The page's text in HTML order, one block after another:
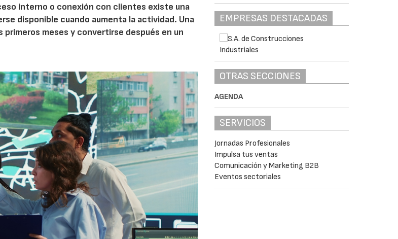
interno o conexión con clientes existe una
disponible cuando aumenta la actividad. Una
meses y convertirse después en un
EMPRESAS DESTACADAS
OTRAS SECCIONES
AGENDA
SERVICIOS
Jornadas Profesionales
Impulsa tus ventas
Comunicación y Marketing B2B
Eventos sectoriales